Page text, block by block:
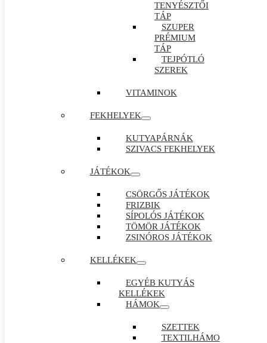
TENYÉSZTŐI
TÁP
SZUPER
PRÉMIUM
TÁP
TEJPÓTLÓ
SZEREK
VITAMINOK
FEKHELYEK
KUTYAPÁRNÁK
SZIVACS FEKHELYEK
JÁTÉKOK
CSÖRGŐS JÁTÉKOK
FRIZBIK
SÍPOLÓS JÁTÉKOK
TÖMÖR JÁTÉKOK
ZSINÓROS JÁTÉKOK
KELLÉKEK
EGYÉB KUTYÁS
KELLÉKEK
HÁMOK
SZETTEK
TEXTILHÁMO